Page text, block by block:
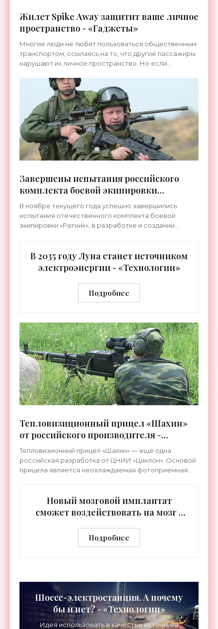
Жилет Spike Away защитит ваше личное
пространство - «Гаджеты»
Многие люди не любят пользоваться общественным
транспортом, ссылаясь на то, что другие пассажиры
нарушают их личное пространство. Но если
или проехать
Завершены испытания российского
комплекта боевой экипировки
«Ратник» - «Технологии»
В ноябре текущего года успешно завершились
испытания отечественного комплекта боевой
экипировки «Ратник», в разработке и создании
В 2035 году Луна станет источником
электроэнергии - «Технологии»
Подробнее
Тепловизиционный прицел «Шахин»
от российского производителя -
«Технологии»
Тепловизионный прицел «Шахин» — ещё одна
российская разработка от ЦНИИ «Циклон». Основой
прицела является неохлаждаемая фотоприёмная
Новый мозговой имплантат
сможет воздействовать на мозг -
Подробнее
Шоссе-электростанция. А почему
бы и нет? - «Технологии»
Идея использовать в качестве источника